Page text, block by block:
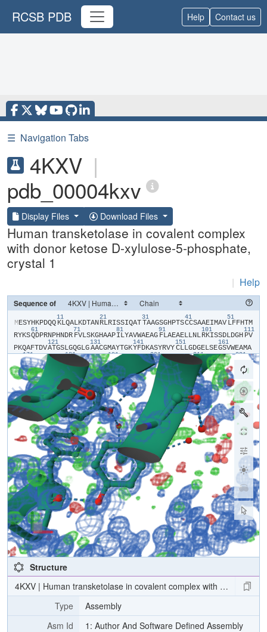
RCSB PDB Help Contact us
☰ Navigation Tabs
4KXV |
pdb_00004kxv
Display Files Download Files
Human transketolase in covalent complex
with donor ketose D-xylulose-5-phosphate,
crystal 1
| Help
Sequence of
​M​​E​​S​​Y​​H​​K​​P​​D​​Q​​Q​
11
​K​​L​​Q​​A​​L​​K​​D​​T​​A​​N​
21
​R​​L​​R​​I​​S​​S​​I​​Q​​A​​T​
31
​T​​A​​A​​G​​S​​G​​H​​P​​T​​S​
41
​C​​C​​S​​A​​A​​E​​I​​M​​A​​V​
51
​L​​F​​F​​H​​T​​M​​
R​​Y​​K​​S​
61
​Q​​D​​P​​R​​N​​P​​H​​N​​D​​R​
71
​F​​V​​L​​S​​K​​G​​H​​A​​A​​P​
81
​I​​L​​Y​​A​​V​​W​​A​​E​​A​​G​
91
​F​​L​​A​​E​​A​​E​​L​​L​​N​​L​
101
​R​​K​​I​​S​​S​​D​​L​​D​​G​​H​
111
​P​​V​​
P​​K​​Q​​A​​F​​T​​D​​V​
121
​A​​T​​G​​S​​L​​G​​Q​​G​​L​​G​
131
​A​​A​​C​​G​​M​​A​​Y​​T​​G​​K​
141
​Y​​F​​D​​K​​A​​S​​Y​​R​​V​​Y​
151
​C​​L​​L​​G​​D​​G​​E​​L​​S​​E​
161
​G​​S​​V​​W​​E​​A​​M​​A​
​A​
171
​S​​I​​Y​​K​​L​​D​ ​N​​L​​V​​A​
181
​N​​R​​L​​G​​Q​​S​
191
​D​​P​ ​Q​​M​​D​
201
​I​​Y​​Q​​K​​R​​C​​E​
211
​H​​A​ ​I​​I​​V​​D​​G​​H​​S​
221
​L​​
C​​K​​A​​F​​G​ ​Q​
231
​A​​K​ ​P​​T​ ​I​​I​​A​
241
​K​​T​​F​​K​​G​​R​​G​​I​​T​​G​
251
​V​​E​​D​​K​​E​​S​​W​​H​​G​​K​
261
​P​​L​​P​​K​ ​E​​Q​​I​
271
​I​​Q​​E​​I​​Y​​S​ ​I​​Q​​S​
​K​ ​K​​I​​L​​A​​T​​P​​P​ ​Q​
291
​E​ ​P​​S​​V​​D​​I​​A​​N​
301
​I​​R​​M​​P​​S​​L​​P​​S​​Y​​K​
311
​V​​G​ ​D​​K​ ​I​ ​A​​T​​R​​K​​A​
321
​Y​​G​​Q​​A​​L​​A​​K​​L​​G​​H​
331
​A​​S​​D​​R​​I​ ​I​
A​​L​​D​​G​
341
​D​​T​​K​​N​​S​​T​​F​​S​​E​​I​
351
​F​​K​​K​​E​​H​​P​​D​​R​​F​​I​
361
​E​​C​​Y​​I​​A​​E​​Q​ ​N​​M​
371
​A​​V​​G​​C​​A​​T​​R​​N​
381
​R​​T​​V​​P​​F​ ​S​​T​ ​A​
391
​A​
F​​T​​R​​A​​F​​D​ ​I​
401
​R​ ​M​​A​​A​​I​​S​​E​​S​​N​​I​
411
​N​​L​​C​​G​​S​​H​​C​​G​ ​V​​S​
421
​I​​G​​E​ ​G​​P​​S​​Q​​M​​A​
431
​L​​E​​D​​L​​A​​M​​F​​R​​S​​V​
441
​P​​T​​S​​T​ ​V​​F​​Y​
S​
451
​V​​A​​T​​E​​K​​A​​V​​E​​L​
461
​A​​A​​N​​T​​K​​G​​I​ ​C​​F​​I​
471
​R​​T​​S​​R​​P​​E​​N​​A​​I​​I​
481
​Y​​N​​N​​N​ ​E​ ​F​​Q​​V​
491
​Q​ ​A​​K​​V​​V​​L​​K​​S​ ​K​​D​
501
​D​
​I​​G​​A​ ​G​​V​
511
​T​​L​​H​​E​​A​​L​​A​​A​​A​​E​
521
​L​​L​ ​K​​E​​K​​I​​N​​I​​R​
531
​V​​L​​D​ ​T​​I​ ​P​​L​
541
​R​​K​​L​​I​​L​​D​ ​A​​R​
551
​A​​T​ ​K​​G​​R​​I​ ​T​​V​
​G​​G​​I​​G​​E​
571
​A​​V​​S​​S​​A​​V​​V​​G​​E​​P​
581
​G​​I​​T​​V​​T​​H​​L​​A​​V​​N​
591
​R​ ​G​​K​​P​​A​
601
​D​​R​​D​
611
​A​​I​ ​Q​​A​
R​​G​​L​​I​
621
​T​​K​​A​​L​​V​​P​​R​​G​​S​​L​​E​​H​​H​​H​​H​​H​​H​
Structure
4KXV | Human transketolase in covalent complex with donor
Type
Assembly
Asm Id
1: Author And Software Defined Assembly